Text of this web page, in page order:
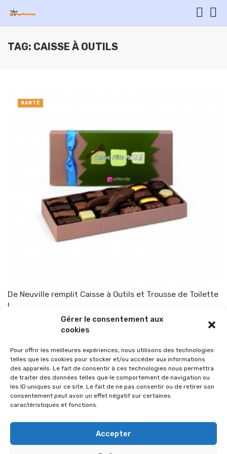
Gérer le consentement aux
cookies
Pour offrir les meilleures expériences, nous utilisons des technologies
telles que les cookies pour stocker et/ou accéder aux informations
des appareils. Le fait de consentir à ces technologies nous permettra
de traiter des données telles que le comportement de navigation ou
les ID uniques sur ce site. Le fait de ne pas consentir ou de retirer son
consentement peut avoir un effet négatif sur certaines
caractéristiques et fonctions.
Accepter
TAG: CAISSE À OUTILS
De Neuville remplit Caisse à Outils et Trousse de Toilette
!
TOP-PARENTS 28 avril 2013
SANTÉ